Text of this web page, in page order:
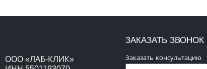
ООО «ЛАБ-КЛИК»
ЗАКАЗАТЬ ЗВОНОК
Заказать консультацию